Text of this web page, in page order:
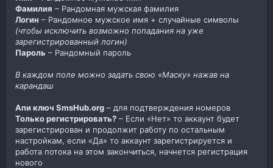
Фамилия – Рандомная мужская фамилия
Логин – Рандомное мужское имя + случайные символы
(чтобы исключить возможно попадания на уже
зарегистрированный логин)
Пароль – Рандомный пароль
В каждом поле можно задать свою «Маску» нажав на
карандаш
Апи ключ SmsHub.org – для подтверждения номеров
Только регистрировать? – Если «Нет» то аккаунт будет
зарегистрирован и продолжит работу по остальным
настройкам, если «Да» то аккаунт зарегистрируется и
работа потока на этом закончиться, начнется регистрация
нового